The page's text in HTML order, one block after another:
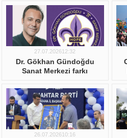
27.07.202612:32
Dr. Gökhan Gündoğdu
Sanat Merkezi farkı
26.07.202610:16